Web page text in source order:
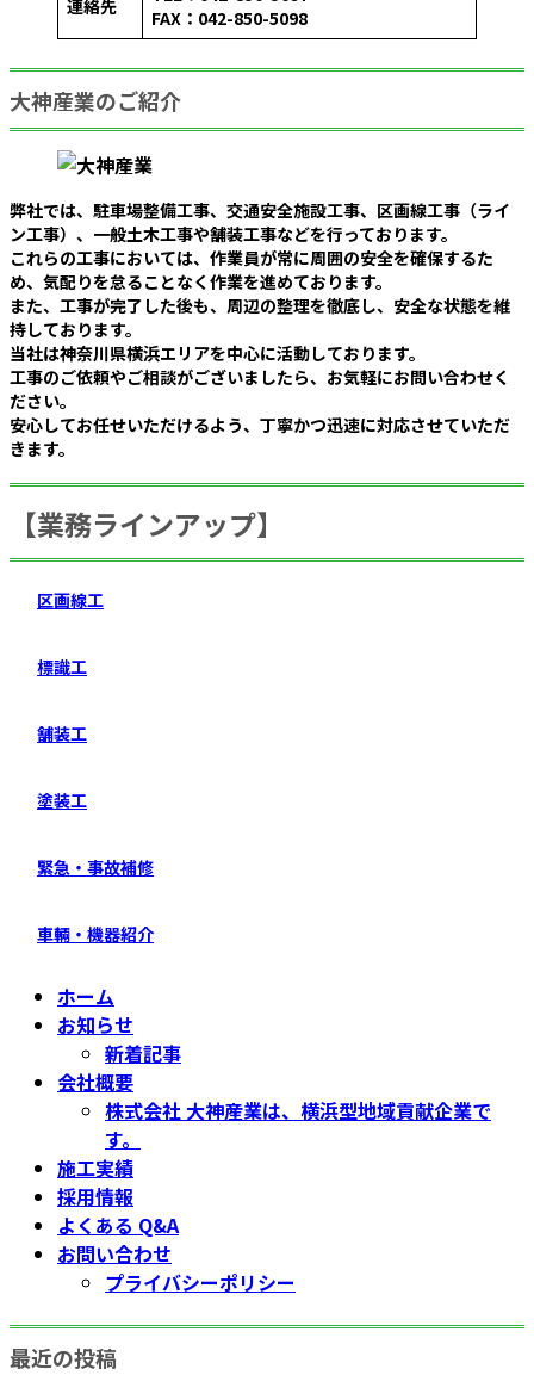
連絡先
FAX：042-850-5098
大神産業のご紹介
弊社では、駐車場整備工事、交通安全施設工事、区画線工事（ライ
ン工事）、一般土木工事や舗装工事などを行っております。
これらの工事においては、作業員が常に周囲の安全を確保するた
め、気配りを怠ることなく作業を進めております。
また、工事が完了した後も、周辺の整理を徹底し、安全な状態を維
持しております。
当社は神奈川県横浜エリアを中心に活動しております。
工事のご依頼やご相談がございましたら、お気軽にお問い合わせく
ださい。
安心してお任せいただけるよう、丁寧かつ迅速に対応させていただ
きます。
【業務ラインアップ】
区画線工
標識工
舗装工
塗装工
緊急・事故補修
車輛・機器紹介
ホーム
お知らせ
新着記事
会社概要
株式会社 大神産業は、横浜型地域貢献企業で
す。
施工実績
採用情報
よくある Q&A
お問い合わせ
プライバシーポリシー
最近の投稿